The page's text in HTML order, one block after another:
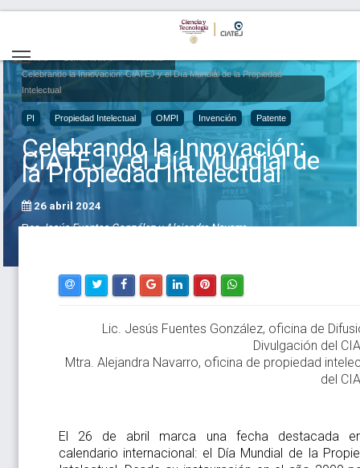
Inicio
Celebrando la Innovación: CIATEJ y el Día Mundial de la Propiedad
Intelectual
PI Propiedad Intelectual OMPI Invención Patente
Celebrando la Innovación:
CIATEJ y el Día Mundial de
la Propiedad Intelectual
26 abril 2024
PorJesús Fuentes González y Alejandra Navarro
Lic. Jesús Fuentes González, oficina de
Divulgación del
Mtra. Alejandra Navarro, oficina de propiedad
del
El 26 de abril marca una fecha destacada
calendario internacional: el Día Mundial de la